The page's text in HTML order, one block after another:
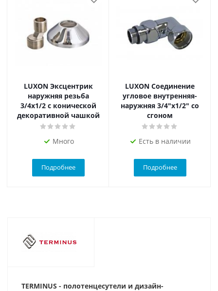
LUXON Эксцентрик
наружняя резьба
3/4х1/2 с конической
декоративной чашкой
Много
Подробнее
LUXON Соединение
угловое внутренняя-
наружняя 3/4"х1/2" со
сгоном
Есть в наличии
Подробнее
TERMINUS - полотенцесутели и дизайн-